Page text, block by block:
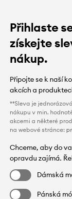
Přihlaste
získejte
nákup.
Připojte se k naší
akcích a
**Sleva je
nákupu v min.
akcemi a některé
na webové stránce:
Chceme, aby do
opravdu zajímá.
Dámská
Pánská